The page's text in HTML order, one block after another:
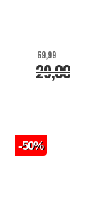
29,00
69,99
-50%